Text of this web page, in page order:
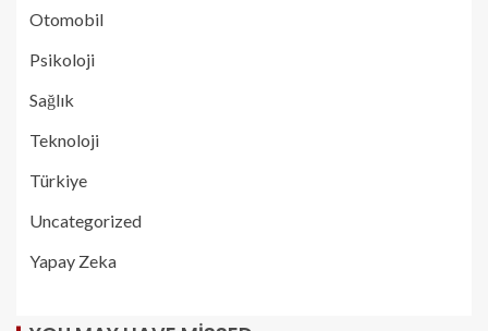
Otomobil
Psikoloji
Sağlık
Teknoloji
Türkiye
Uncategorized
Yapay Zeka